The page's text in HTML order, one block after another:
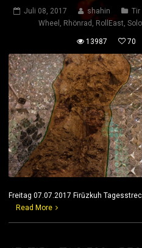
Juli 08, 2017 shahin Tir II
Wheel , Rhönrad , RollEast,
13987 70
Freitag 07.07.2017 Firūzkuh
Read More